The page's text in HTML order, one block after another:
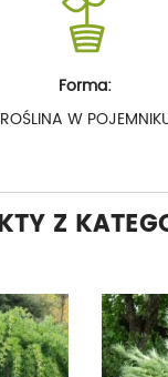
Forma:
ROŚLINA W
Z